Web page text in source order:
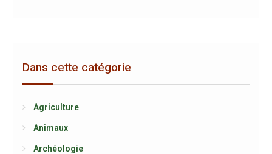
Dans cette catégorie
Agriculture
Animaux
Archéologie